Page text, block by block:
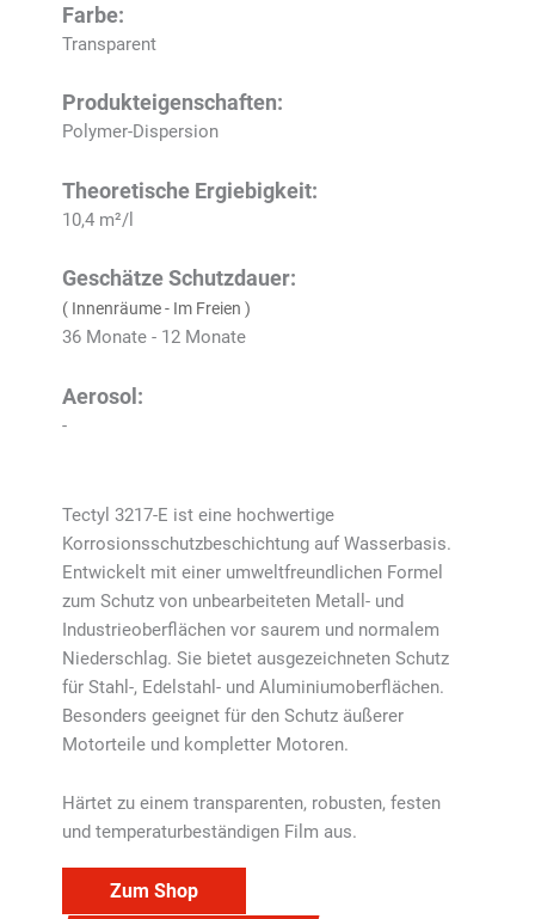
Farbe:
Transparent
Produkteigenschaften:
Polymer-Dispersion
Theoretische Ergiebigkeit:
10,4 m²/l
Geschätze Schutzdauer:
( Innenräume - Im Freien )
36 Monate - 12 Monate
Aerosol:
-
Tectyl 3217-E ist eine hochwertige
Korrosionsschutzbeschichtung auf Wasserbasis.
Entwickelt mit einer umweltfreundlichen Formel
zum Schutz von unbearbeiteten Metall- und
Industrieoberflächen vor saurem und normalem
Niederschlag. Sie bietet ausgezeichneten Schutz
für Stahl-, Edelstahl- und Aluminiumoberflächen.
Besonders geeignet für den Schutz äußerer
Motorteile und kompletter Motoren.
Härtet zu einem transparenten, robusten, festen
und temperaturbeständigen Film aus.
Zum Shop